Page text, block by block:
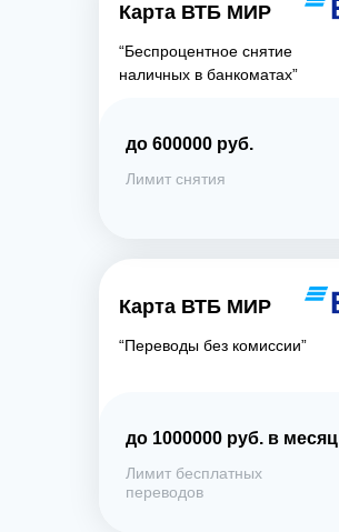
Карта ВТБ МИР
“Переводы без комиссии”
Карта ВТБ МИР
“Беспроцентное снятие
наличных в банкоматах”
до 600000 руб.
Лимит снятия
до 1000000 руб. в месяц
Лимит бесплатных
переводов